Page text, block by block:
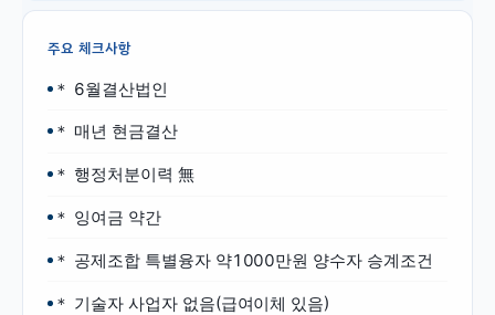
주요 체크사항
＊ 6월결산법인
＊ 매년 현금결산
＊ 행정처분이력 無
＊ 잉여금 약간
＊ 공제조합 특별융자 약1000만원 양수자 승계조건
＊ 기술자 사업자 없음(급여이체 있음)